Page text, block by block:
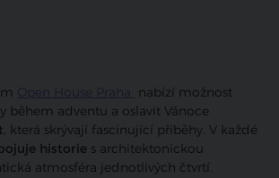
Open House Praha
nabízí možnost
během adventu a oslavit Vánoce
, která skrývají fascinující příběhy. V každé
historie s architektonickou
atmosféra jednotlivých čtvrtí.